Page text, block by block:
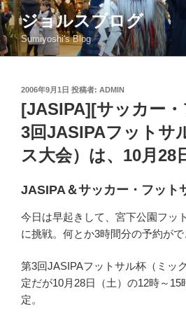
コ
ン
テ
ン
ジョルスブログ
Sumiyoshi's Blog
投
稿
日:
2006年9月1日 投稿者: ADMIN
[JASIPA][サッカー
3回JASIPAフットサ
ス大会）は、10月28
JASIPA＆サッカー・フット
今日は早起きして、宮下公園フッ
に挑戦。何とか3時間分の予約がで
第3回JASIPAフットサル杯（ミッ
定だが10月28日（土）の12時～
定。